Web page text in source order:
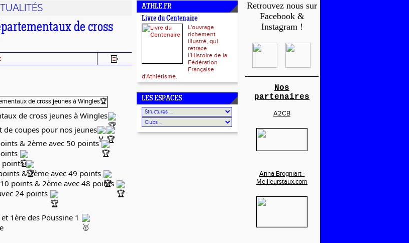
de cross
de cross jeunes à Wingles
de coupes pour nos jeunes
& 2ème avec 50 points
points
& 2ème avec 49 points
points & 2ème avec 48 points
24 points
et 1ère des Poussine 1
ATHLE.FR
Livre du Centenaire
L'ouvrage
richement
illustré, qui
retrace
l’Histoire de la
Fédération
Française
d'Athlétisme.
LES ESPACES
Retrouvez nous sur
Facebook &
Instagram !
Nos
partenaires
A2CB
Anna Brogniart -
Meilleurstaux.com